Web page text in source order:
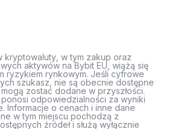
kryptowaluty, w tym zakup oraz
aktywów na Bybit EU, wiążą się
ryzykiem rynkowym. Jeśli cyfrowe
szukasz, nie są obecnie dostępne
zostać dodane w przyszłości.
ponosi odpowiedzialności za wyniki
Informacje o cenach i inne dane
w tym miejscu pochodzą z
źródeł i służą wyłącznie